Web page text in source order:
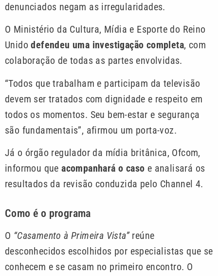
denunciados negam as irregularidades.
O Ministério da Cultura, Mídia e Esporte do Reino
Unidodefendeu uma investigação completa, com
colaboração de todas as partes envolvidas.
“Todos que trabalham e participam da televisão
devem ser tratados com dignidade e respeito em
todos os momentos. Seu bem-estar e segurança
são fundamentais”, afirmou um porta-voz.
Já o órgão regulador da mídia britânica, Ofcom,
informou queacompanhará o caso e analisará os
resultados da revisão conduzida pelo Channel 4.
Como é o programa
O “Casamento à Primeira Vista”reúne
desconhecidos escolhidos por especialistas que se
conhecem e se casam no primeiro encontro. O